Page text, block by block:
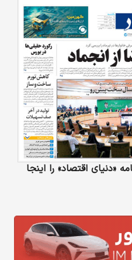
«دنیای‌ اقتصاد» را اینجا